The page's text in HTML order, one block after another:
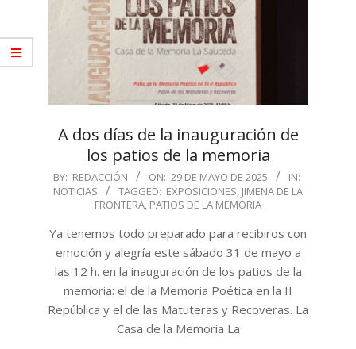
A dos días de la inauguración de
los patios de la memoria
2025-
05-
BY: REDACCIÓN ON: 29 DE MAYO DE 2025
IN:
NOTICIAS
TAGGED: EXPOSICIONES, JIMENA DE LA
FRONTERA, PATIOS DE LA MEMORIA
Ya tenemos todo preparado para recibiros con
emoción y alegría este sábado 31 de mayo a
las 12 h. en la inauguración de los patios de la
memoria: el de la Memoria Poética en la II
República y el de las Matuteras y Recoveras. La
Casa de la Memoria La